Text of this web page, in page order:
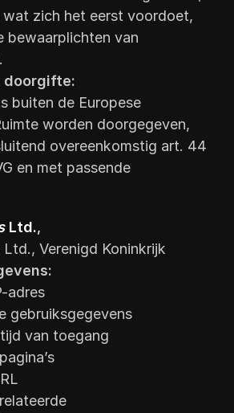
wat zich het eerst voordoet,
bewaarplichten van
doorgifte:
buiten de Europese
worden doorgegeven,
overeenkomstig art. 44
en met passende
Ltd.,
Ltd., Verenigd Koninkrijk
adres
gebruiksgegevens
van toegang